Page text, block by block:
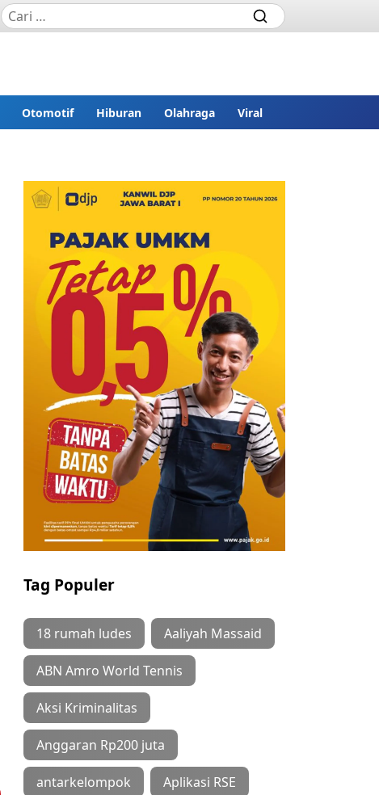
Otomotif Hiburan Olahraga Viral
Tag Populer
18 rumah ludes Aaliyah Massaid
ABN Amro World Tennis
Aksi Kriminalitas
Anggaran Rp200 juta
antarkelompok Aplikasi RSE